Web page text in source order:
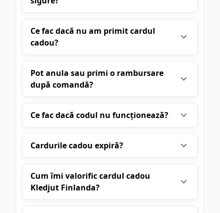
Ce fac dacă nu am primit cardul
cadou?
Pot anula sau primi o rambursare
după comandă?
Ce fac dacă codul nu funcționează?
Cardurile cadou expiră?
Cum îmi valorific cardul cadou
Kledjut Finlanda?